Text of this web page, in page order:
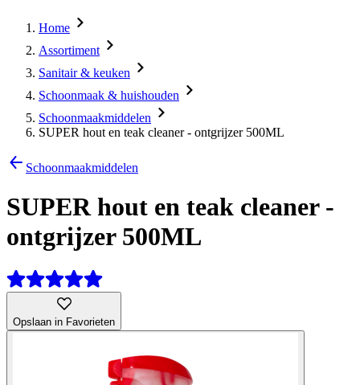
Home
Assortiment
Sanitair & keuken
Schoonmaak & huishouden
Schoonmaakmiddelen
SUPER hout en teak cleaner - ontgrijzer 500ML
Schoonmaakmiddelen
SUPER hout en teak cleaner -
ontgrijzer 500ML
Opslaan in Favorieten